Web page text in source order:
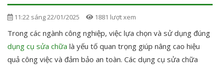
11:22 sáng 22/01/2025 1881 lượt xem
Trong các ngành công nghiệp, việc lựa chọn và sử dụng đúng
dụng cụ sửa chữa là yếu tố quan trọng giúp nâng cao hiệu
quả công việc và đảm bảo an toàn. Các dụng cụ sửa chữa